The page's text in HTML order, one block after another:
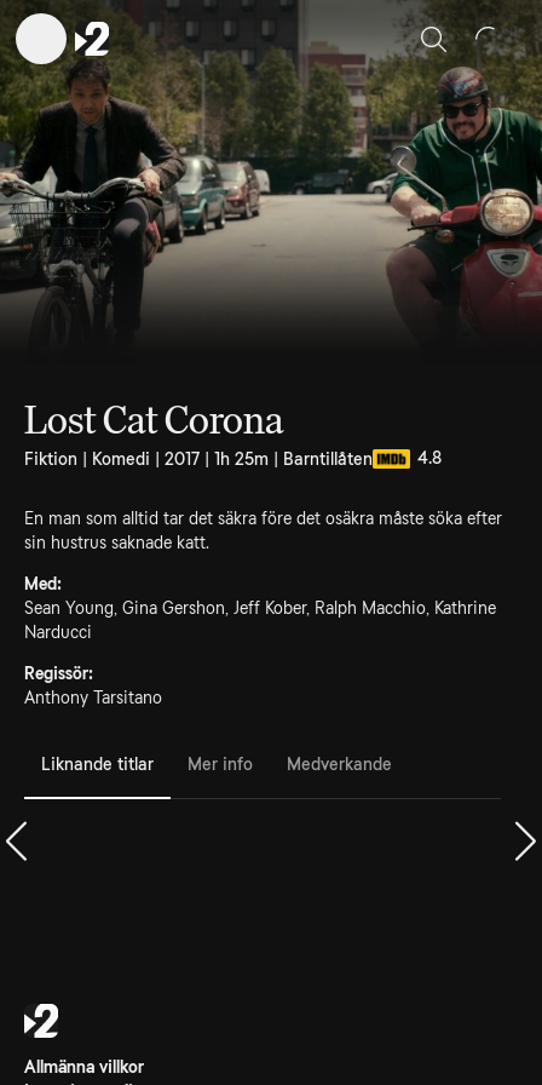
Sök
Lost Cat Corona
Fiktion | Komedi | 2017 | 1h 25m | Barntillåten 4.8
En man som alltid tar det säkra före det osäkra måste söka efter
sin hustrus saknade katt.
Med:
Sean Young, Gina Gershon, Jeff Kober, Ralph Macchio, Kathrine
Narducci
Regissör:
Anthony Tarsitano
Liknande titlar Mer info Medverkande
Allmänna villkor